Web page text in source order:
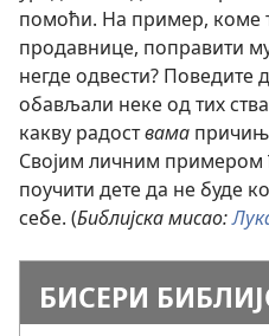
помоћи. На пример, коме
продавнице, поправити
негде одвести? Поведите
обављали неке од тих
какву радоствама
Својим личним примером
поучити дете да не буде
себе. (Библијска мисао:
БИСЕРИ